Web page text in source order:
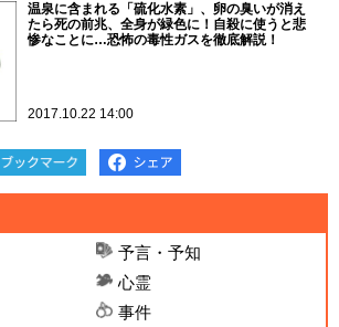
温泉に含まれる「硫化水素」、卵の臭いが消え
たら死の前兆、全身が緑色に！自殺に使うと悲
惨なことに…恐怖の毒性ガスを徹底解説！
2017.10.22 14:00
予言・予知
心霊
事件